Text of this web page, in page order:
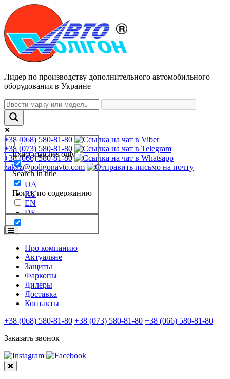
Лидер по производству дополнительного автомобильного
оборудования в Украине
Exact matches only
Search in title
Поиск по содержанию
+38 (068) 580-81-80
+38 (073) 580-81-80
+38 (066) 580-81-80
zakaz@poligonavto.com
UA
RU
EN
DE
Про компанию
Актуальне
Защиты
Фаркопы
Дилеры
Доставка
Контакты
+38 (068) 580-81-80 +38 (073) 580-81-80 +38 (066) 580-81-80
Заказать звонок